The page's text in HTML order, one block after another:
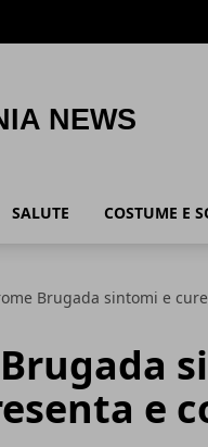
SALUTE COSTUME E
Brugada sintomi e
e